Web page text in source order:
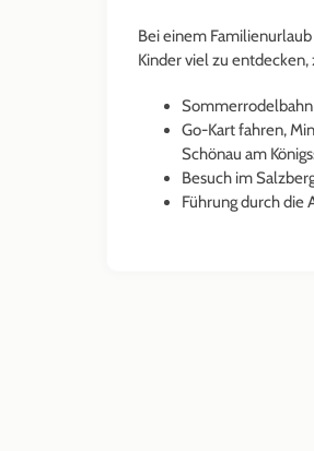
Bei einem
Kinder viel zu entdecken,
Go-Kart fahren,
Schönau am
Besuch im
Führung durch die